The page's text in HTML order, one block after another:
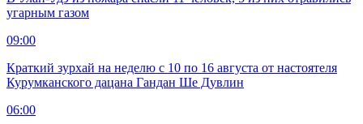
угарным газом
09:00
Краткий зурхай на неделю с 10 по 16 августа от настоятеля
Курумканского дацана Гандан Ше Дувлин
06:00